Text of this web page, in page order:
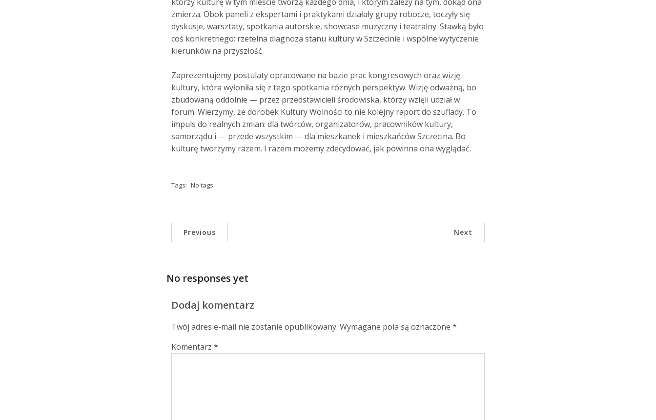
zmierza. Obok paneli z ekspertami i praktykami działały grupy robocze, toczyły się
dyskusje, warsztaty, spotkania autorskie, showcase muzyczny i teatralny. Stawką było
coś konkretnego: rzetelna diagnoza stanu kultury w Szczecinie i wspólne wytyczenie
kierunków na przyszłość.
Zaprezentujemy postulaty opracowane na bazie prac kongresowych oraz wizję
kultury, która wyłoniła się z tego spotkania różnych perspektyw. Wizję odważną, bo
zbudowaną oddolnie — przez przedstawicieli środowiska, którzy wzięli udział w
forum. Wierzymy, że dorobek Kultury Wolności to nie kolejny raport do szuflady. To
impuls do realnych zmian: dla twórców, organizatorów, pracowników kultury,
samorządu i — przede wszystkim — dla mieszkanek i mieszkańców Szczecina. Bo
kulturę tworzymy razem. I razem możemy zdecydować, jak powinna ona wyglądać.
Tags: No tags
Previous Next
No responses yet
Dodaj komentarz
Twój adres e-mail nie zostanie opublikowany. Wymagane pola są oznaczone *
Komentarz *